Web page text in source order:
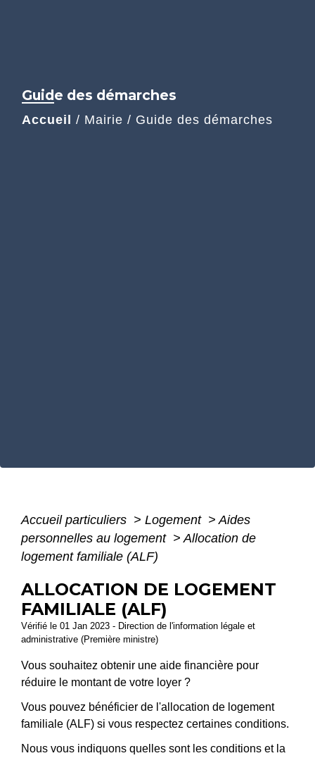
Guide des démarches
Accueil / Mairie / Guide des démarches
Accueil particuliers > Logement > Aides
personnelles au logement > Allocation de
logement familiale (ALF)
ALLOCATION DE LOGEMENT
FAMILIALE (ALF)
Vérifié le 01 Jan 2023 - Direction de l'information légale et
administrative (Première ministre)
Vous souhaitez obtenir une aide financière pour
réduire le montant de votre loyer ?
Vous pouvez bénéficier de l'allocation de logement
familiale (ALF) si vous respectez certaines conditions.
Nous vous indiquons quelles sont les conditions et la